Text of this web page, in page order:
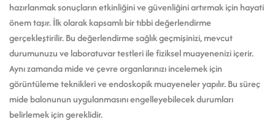
hazırlanmak sonuçların etkinliğini ve güvenliğini artırmak için hayati
önem taşır. İlk olarak kapsamlı bir tıbbi değerlendirme
gerçekleştirilir. Bu değerlendirme sağlık geçmişinizi, mevcut
durumunuzu ve laboratuvar testleri ile fiziksel muayenenizi içerir.
Aynı zamanda mide ve çevre organlarınızı incelemek için
görüntüleme teknikleri ve endoskopik muayeneler yapılır. Bu süreç
mide balonunun uygulanmasını engelleyebilecek durumları
belirlemek için gereklidir.